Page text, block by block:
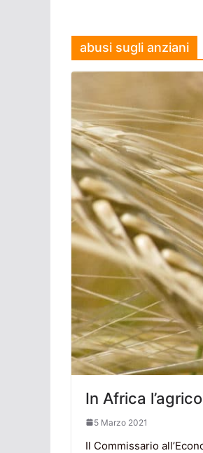
abusi sugli anziani
In Africa
5 Marzo 2021
Il Commissario